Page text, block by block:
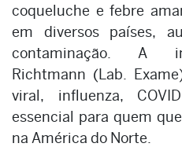
coqueluche e febre
em diversos países,
contaminação. A
Richtmann (Lab.
viral, influenza,
essencial para quem
na América do Norte.